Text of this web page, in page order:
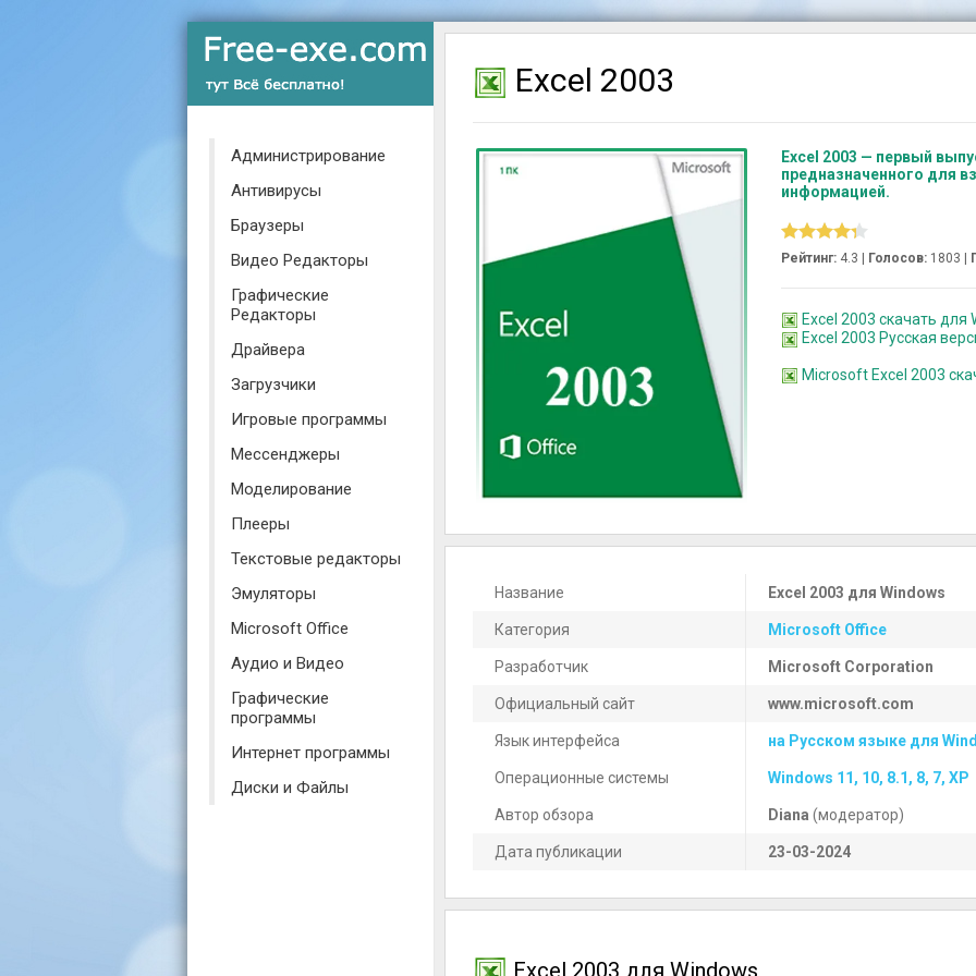
Администрирование
Антивирусы
Браузеры
Видео Редакторы
Графические
Редакторы
Драйвера
Загрузчики
Игровые программы
Мессенджеры
Моделирование
Плееры
Текстовые редакторы
Эмуляторы
Microsoft Office
Аудио и Видео
Графические
программы
Интернет программы
Диски и Файлы
Excel 2003
Excel 2003 — первый
предназначенного для
информацией.
Рейтинг: 4.3 | Голосов: 1803
Excel 2003 скачать для
Excel 2003 Русская
Microsoft Excel 2003
Название Excel 2003 для Windows
Категория Microsoft Office
Разработчик Microsoft Corporation
Официальный сайт www.microsoft.com
Язык интерфейса на Русском языке для
Операционные системы Windows 11, 10, 8.1, 8, 7, XP
Автор обзора Diana (модератор)
Дата публикации 23-03-2024